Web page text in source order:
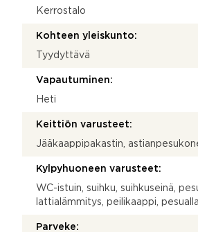
Kerrostalo
Kohteen yleiskunto:
Tyydyttävä
Vapautuminen:
Heti
Keittiön varusteet:
Jääkaappipakastin,
Kylpyhuoneen varusteet:
WC-istuin, suihku, suihkuseinä,
lattialämmitys, peilikaappi,
Parveke: